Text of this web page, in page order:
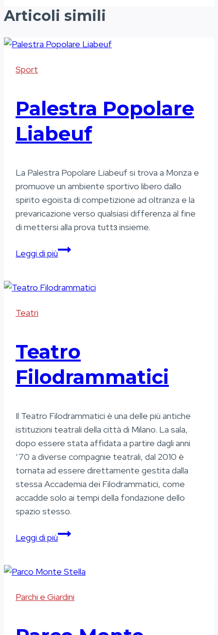
Articoli simili
Sport
Palestra Popolare
Liabeuf
La Palestra Popolare Liabeuf si trova a Monza e
promuove un ambiente sportivo libero dallo
spirito egoista di competizione ad oltranza e la
prevaricazione verso qualsiasi differenza al fine
di mettersi alla prova tuttз insieme.
Leggi di piùPalestra
Teatri
Teatro
Filodrammatici
Il Teatro Filodrammatici è una delle più antiche
istituzioni teatrali della città di Milano. La sala,
dopo essere stata affidata a partire dagli anni
‘70 a diverse compagnie teatrali, dal 2010 è
tornata ad essere direttamente gestita dalla
stessa Accademia dei Filodrammatici, come
accadde solo ai tempi della fondazione dello
spazio stesso.
Leggi di piùTeatro
Parchi e Giardini